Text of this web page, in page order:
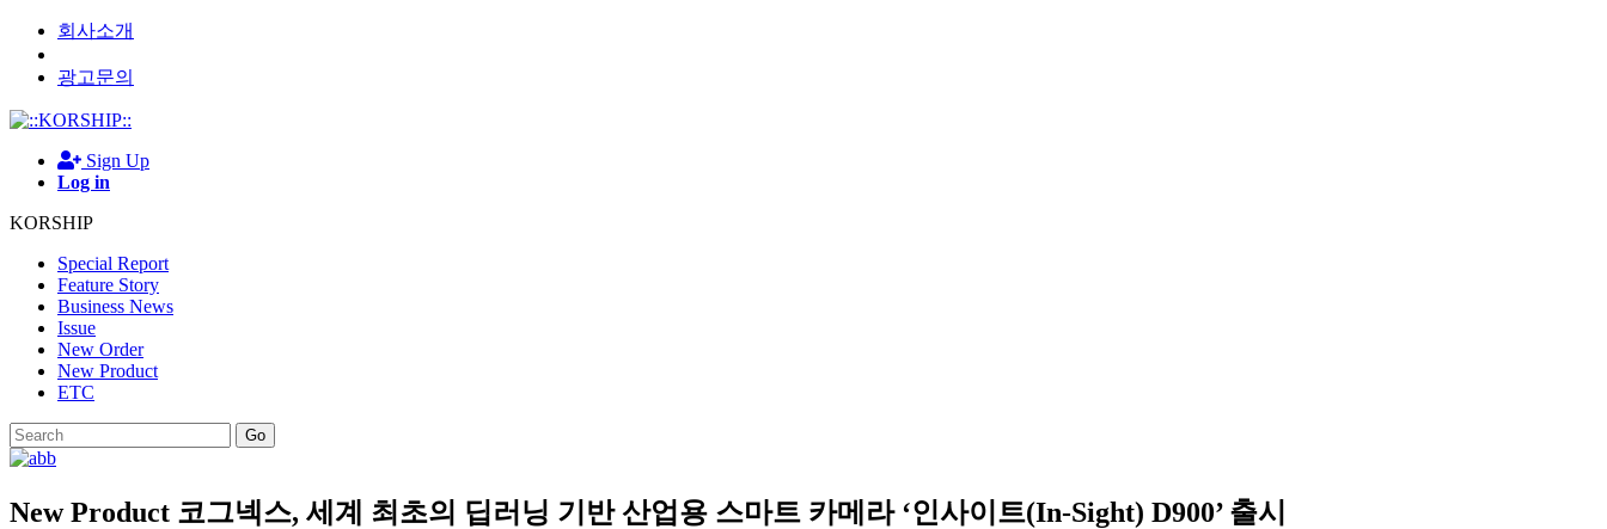
회사소개
광고문의
Sign Up
Log in
KORSHIP
Special Report
Feature Story
Business News
Issue
New Order
New Product
ETC
Go
New Product 코그넥스, 세계 최초의 딥러닝 기반 산업용 스마트 카메라 ‘인사이트(In-Sight) D900’ 출시